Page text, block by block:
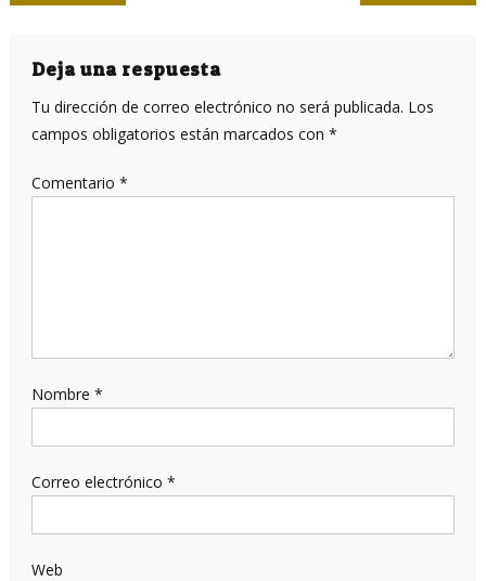
entradas
Deja una respuesta
Tu dirección de correo electrónico no será publicada. Los
campos obligatorios están marcados con *
Comentario *
Nombre *
Correo electrónico *
Web